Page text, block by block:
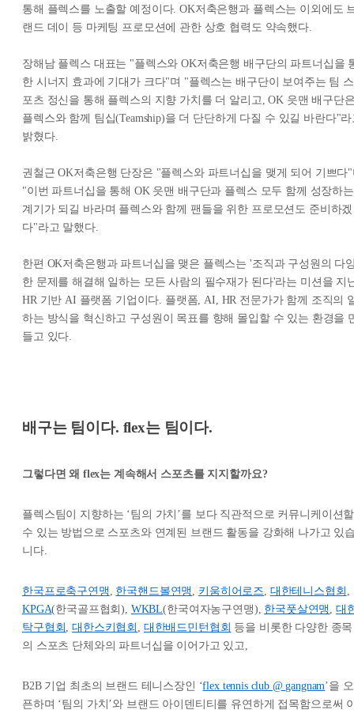
통해 플렉스를 노출할 예정이다. OK저축은행과 플렉스는 이외에도
랜드 데이 등 마케팅 프로모션에 관한 상호 협력도 약속했다.
장해남 플렉스 대표는 "플렉스와 OK저축은행 배구단의 파트너십을
한 시너지 효과에 기대가 크다"며 "플렉스는 배구단이 보여주는 팀 스
포츠 정신을 통해 플렉스의 지향 가치를 더 알리고, OK 읏맨 배구단
플렉스와 함께 팀십(Teamship)을 더 단단하게 다질 수 있길 바란다"라
밝혔다.
권철근 OK저축은행 단장은 "플렉스와 파트너십을 맺게 되어 기쁘다
"이번 파트너십을 통해 OK 읏맨 배구단과 플렉스 모두 함께 성장하는
계기가 되길 바라며 플렉스와 함께 팬들을 위한 프로모션도 준비하겠
다"라고 말했다.
한편 OK저축은행과 파트너십을 맺은 플렉스는 '조직과 구성원의 다
한 문제를 해결해 일하는 모든 사람의 필수재가 된다'라는 미션을 지
HR 기반 AI 플랫폼 기업이다. 플랫폼, AI, HR 전문가가 함께 조직의
하는 방식을 혁신하고 구성원이 목표를 향해 몰입할 수 있는 환경을
들고 있다.
배구는 팀이다. flex는 팀이다.
그렇다면 왜 flex는 계속해서 스포츠를 지지할까요?
플렉스팀이 지향하는 ‘팀의 가치’를 보다 직관적으로 커뮤니케이션할
수 있는 방법으로 스포츠와 연계된 브랜드 활동을 강화해 나가고 있
니다.
한국프로축구연맹 , 한국핸드볼연맹 , 키움히어로즈, 대한테니스협회 ,
KPGA(한국골프협회), WKBL(한국여자농구연맹), 한국풋살연맹 , 대
탁구협회 ,대한스키협회 , 대한배드민턴협회 등을 비롯한 다양한 종목
의 스포츠 단체와의 파트너십을 이어가고 있고,
B2B 기업 최초의 브랜드 테니스장인 ‘flex tennis club @ gangnam’을 오
픈하며 ‘팀의 가치’와 브랜드 아이덴티티를 유연하게 접목함으로써